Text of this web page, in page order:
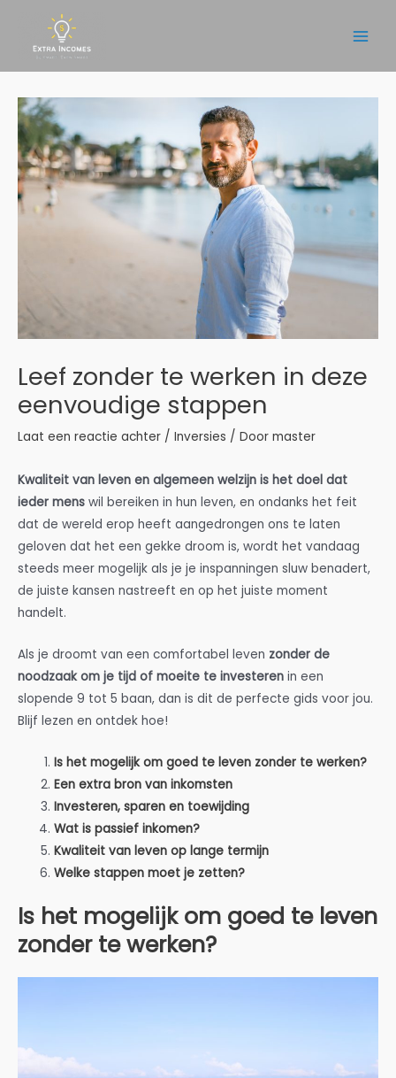
inhoud
Leef zonder te werken in deze
eenvoudige stappen
Laat een reactie achter / Inversies / Door master
Kwaliteit van leven en algemeen welzijn is het doel dat
ieder mens wil bereiken in hun leven, en ondanks het feit
dat de wereld erop heeft aangedrongen ons te laten
geloven dat het een gekke droom is, wordt het vandaag
steeds meer mogelijk als je je inspanningen sluw benadert,
de juiste kansen nastreeft en op het juiste moment
handelt.
Als je droomt van een comfortabel leven zonder de
noodzaak om je tijd of moeite te investeren in een
slopende 9 tot 5 baan, dan is dit de perfecte gids voor jou.
Blijf lezen en ontdek hoe!
Is het mogelijk om goed te leven zonder te werken?
Een extra bron van inkomsten
Investeren, sparen en toewijding
Wat is passief inkomen?
Kwaliteit van leven op lange termijn
Welke stappen moet je zetten?
Is het mogelijk om goed te leven
zonder te werken?